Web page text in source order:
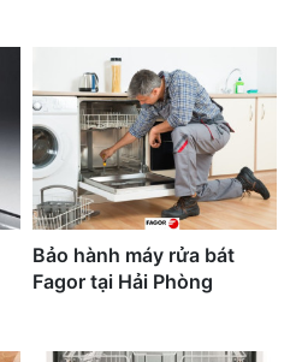
Bảo hành máy rửa bát
Fagor tại Hải Phòng